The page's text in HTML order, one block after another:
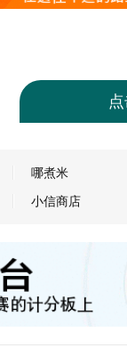
哪煮米
小信商店